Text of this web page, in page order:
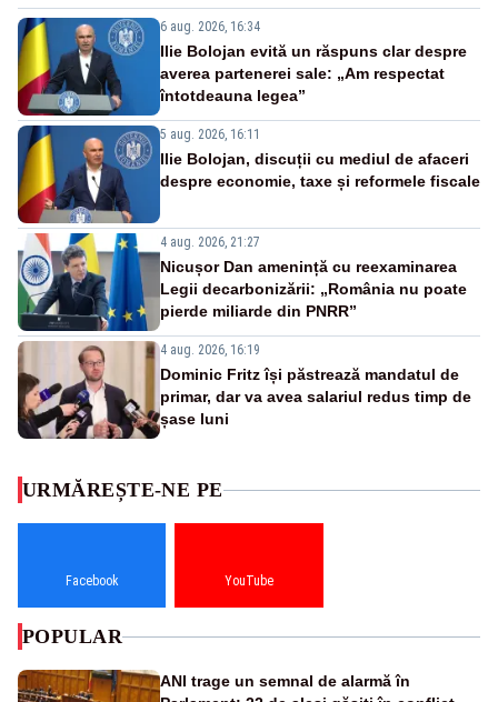
6 aug. 2026, 16:34
Ilie Bolojan evită un răspuns clar despre
averea partenerei sale: „Am respectat
întotdeauna legea”
5 aug. 2026, 16:11
Ilie Bolojan, discuții cu mediul de afaceri
despre economie, taxe și reformele fiscale
4 aug. 2026, 21:27
Nicușor Dan amenință cu reexaminarea
Legii decarbonizării: „România nu poate
pierde miliarde din PNRR”
4 aug. 2026, 16:19
Dominic Fritz își păstrează mandatul de
primar, dar va avea salariul redus timp de
șase luni
URMĂREȘTE-NE PE
Facebook YouTube
POPULAR
ANI trage un semnal de alarmă în